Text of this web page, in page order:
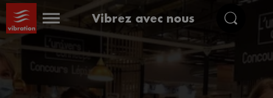
Vibrez avec nous